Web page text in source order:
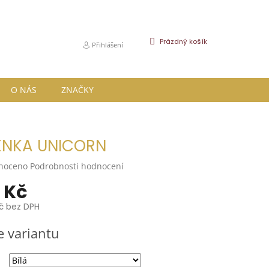
Přihlášení
NÁKUPNÍ
Prázdný košík
O NÁS ZNAČKY
UNICORN
Podrobnosti hodnocení
bez DPH
variantu